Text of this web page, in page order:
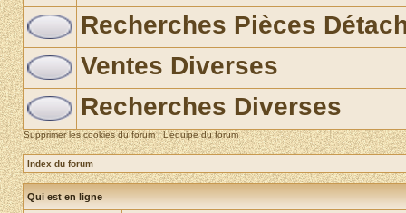
Recherches Pièces
Ventes Diverses
Recherches Diverses
Supprimer les cookies du forum|L’équipe du forum
Index du forum
Qui est en ligne